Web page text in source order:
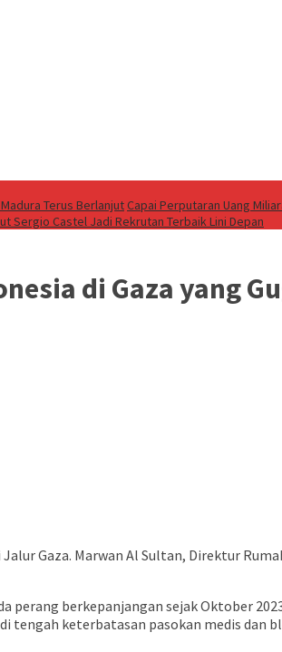
Terus BerlanjutCapai Perputaran Uang
Sergio Castel Jadi Rekrutan Terbaik Lini Depan
di Gaza yang
Gaza. Marwan Al Sultan, Direktur
berkepanjangan sejak Oktober
tengah keterbatasan pasokan medis dan